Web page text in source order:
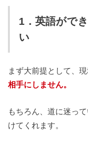
1．英語がで
い
まず大前提として、
相手にしません。
もちろん、道に迷っ
けてくれます。